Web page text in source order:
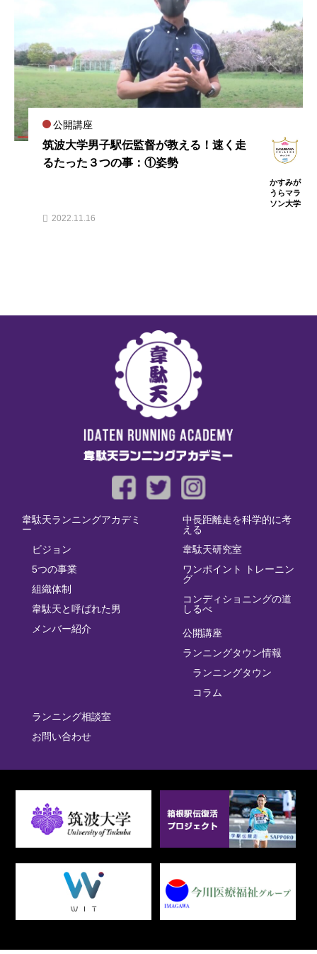
公開講座
筑波大学男子駅伝監督が教える！速く走
るたった３つの事：①姿勢
かすみが
うらマラ
ソン大学
2022.11.16
韋駄天ランニングアカデミ
ー
ビジョン
5つの事業
組織体制
韋駄天と呼ばれた男
メンバー紹介
中長距離走を科学的に考
える
韋駄天研究室
ワンポイント トレーニン
グ
コンディショニングの道
しるべ
公開講座
ランニングタウン情報
ランニングタウン
コラム
ランニング相談室
お問い合わせ